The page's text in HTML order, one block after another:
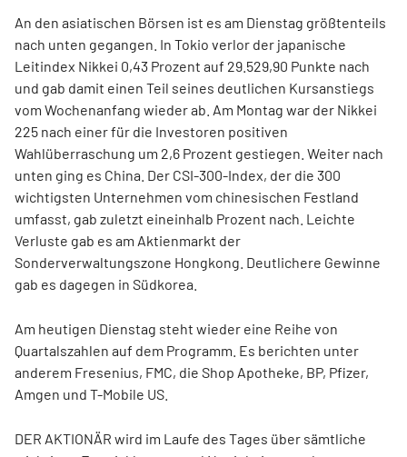
An den asiatischen Börsen ist es am Dienstag größtenteils
nach unten gegangen. In Tokio verlor der japanische
Leitindex Nikkei 0,43 Prozent auf 29.529,90 Punkte nach
und gab damit einen Teil seines deutlichen Kursanstiegs
vom Wochenanfang wieder ab. Am Montag war der Nikkei
225 nach einer für die Investoren positiven
Wahlüberraschung um 2,6 Prozent gestiegen. Weiter nach
unten ging es China. Der CSI-300-Index, der die 300
wichtigsten Unternehmen vom chinesischen Festland
umfasst, gab zuletzt eineinhalb Prozent nach. Leichte
Verluste gab es am Aktienmarkt der
Sonderverwaltungszone Hongkong. Deutlichere Gewinne
gab es dagegen in Südkorea.
Am heutigen Dienstag steht wieder eine Reihe von
Quartalszahlen auf dem Programm. Es berichten unter
anderem Fresenius, FMC, die Shop Apotheke, BP, Pfizer,
Amgen und T-Mobile US.
DER AKTIONÄR wird im Laufe des Tages über sämtliche